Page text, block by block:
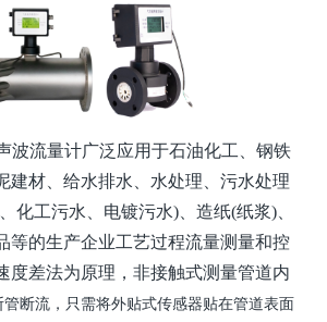
波流量计广泛应用于石油化工、钢铁
建材、 给水排水、水处理、污水处理
化工污水、电镀污水)、造纸(纸浆)、
等的生产企业工艺过程流量测量和控
度差法为原理， 非接触式测量管道内
管断流，只需将外贴式传感器贴在管道表面